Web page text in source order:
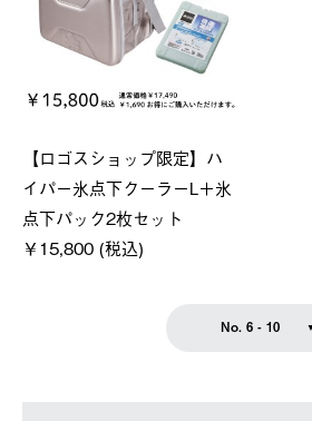
【ロゴスショップ限定】ハ
イパー氷点下クーラーL＋氷
点下パック2枚セット
￥15,800 (税込)
No. 6 - 10